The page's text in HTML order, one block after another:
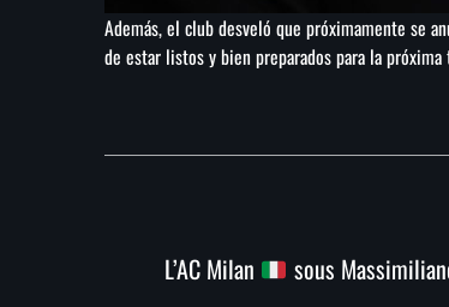
Además, el club desveló que próximamente se
de estar listos y bien preparados para la próxima
L’AC Milan
sous